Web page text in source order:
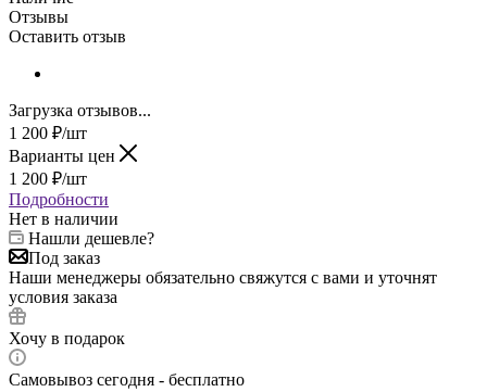
Отзывы
Оставить отзыв
Загрузка отзывов...
1 200 ₽/шт
Варианты цен
1 200 ₽/шт
Подробности
Нет в наличии
Нашли дешевле?
Под заказ
Наши менеджеры обязательно свяжутся с вами и уточнят
условия заказа
Хочу в подарок
Самовывоз сегодня - бесплатно